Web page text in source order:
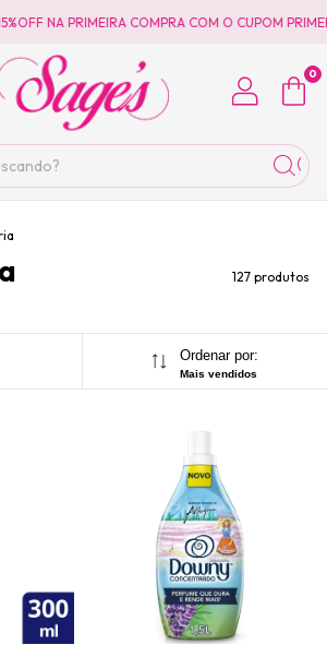
COMPRA COM O CUPOM PRIMEIRACOMPRA
0
127 produtos
Ordenar por:
Mais vendidos